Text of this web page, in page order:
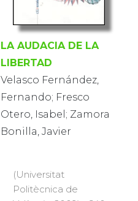
LA AUDACIA DE LA
LIBERTAD
Velasco Fernández,
Fernando; Fresco
Otero, Isabel; Zamora
Bonilla, Javier
(Universitat
Politècnica de